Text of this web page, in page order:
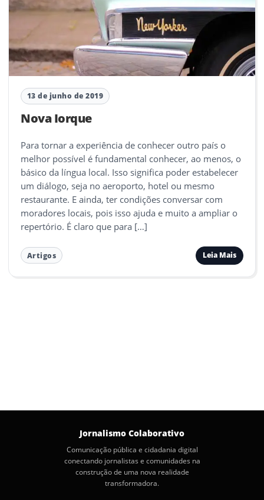
13 de junho de 2019
Nova Iorque
Para tornar a experiência de conhecer outro país o
melhor possível é fundamental conhecer, ao menos, o
básico da língua local. Isso significa poder estabelecer
um diálogo, seja no aeroporto, hotel ou mesmo
restaurante. E ainda, ter condições conversar com
moradores locais, pois isso ajuda e muito a ampliar o
repertório. É claro que para […]
Artigos Leia Mais
Jornalismo Colaborativo
Comunicação pública e cidadania digital
conectando jornalistas e comunidades na
construção de uma nova realidade
transformadora.